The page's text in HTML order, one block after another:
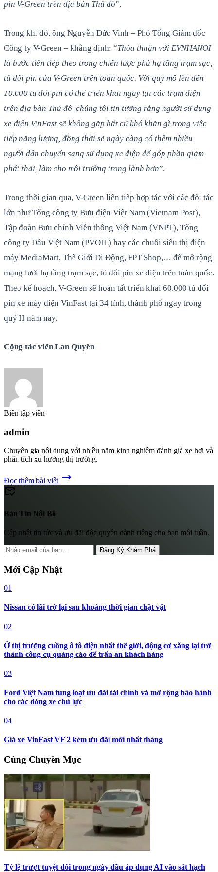
pin V-Green trên địa bàn Thủ đô”.
Trong khi đó, ông Nguyễn Đức Vinh – Phó Tổng Giám đốc
Công ty V-Green – khẳng định: “Thỏa thuận với EVNHANOI
là bước tiến tiếp theo trong chiến lược phủ hạ tầng trạm sạc,
tủ đổi pin của V-Green trên toàn quốc. Với quy mô lên đến
10.000 tủ đổi pin có thể triển khai ngay tại các trạm điện
trên địa bàn Thủ đô, chúng tôi tin tưởng rằng người sử dụng
xe điện VinFast sẽ không gặp bất cứ khó khăn gì trong việc
tiếp năng lượng, đồng thời sẽ ngày càng có thêm nhiều
người dân chuyển sang sử dụng xe điện để góp phần giảm
phát thải, làm cho môi trường trong lành hơn”.
Trong thời gian qua, V-Green liên tiếp hợp tác với các đối tác
lớn như Tổng công ty Bưu điện Việt Nam (Vietnam Post),
Tập đoàn Bưu chính Viễn thông Việt Nam (VNPT), Tổng
công ty Dầu Việt Nam (PVOIL) hay các chuỗi siêu thị điện
máy MediaMart, Thế Giới Di Động, FPT Shop,… để mở rộng
mạng lưới hạ tầng trạm sạc, tủ đổi pin xe điện trên toàn quốc.
Theo kế hoạch, V-Green sẽ hoàn tất triển khai 60.000 tủ đổi
pin xe máy điện VinFast tại 34 tỉnh, thành phố ngay trong
quý II năm nay.
Cộng tác viên Lan Quyên
Biên tập viên
admin
Chuyên gia nội dung với nhiều năm kinh nghiệm đánh giá xe hơi và
phân tích xu hướng thị trường.
Đọc thêm bài viết trending_flat
mark_email_read
Bản Tin Nội Bộ
Cập nhật tin tức và ưu đãi độc quyền dành riêng cho bạn mỗi tuần.
Đăng Ký Khám Phá
Mới Cập Nhật
01
Nissan có lãi trở lại sau khoảng thời gian chật vật
02
Ở thị trường cuồng ô tô điện nhất thế giới, động cơ xăng lại trở
thành công cụ quảng cáo để trấn an khách hàng
03
Ford Việt Nam tung loạt ưu đãi tài chính và mở rộng bảo hành
cho các dòng xe chủ lực
04
Giá xe VinFast VF 2 kèm ưu đãi mới nhất tháng
Cùng Chuyên Mục
Tỷ lệ trượt tuyệt đối trong ngày đầu áp dụng AI vào sát hạch